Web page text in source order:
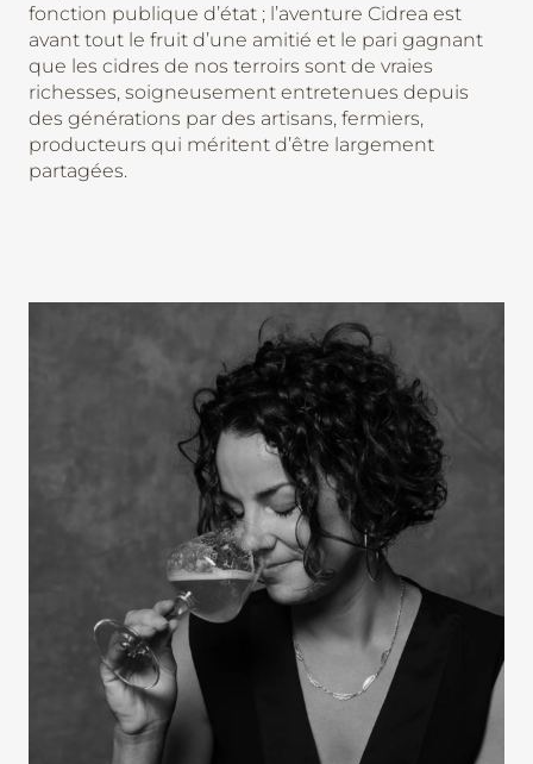
fonction publique d’état ; l’aventure Cidrea est
avant tout le fruit d’une amitié et le pari gagnant
que les cidres de nos terroirs sont de vraies
richesses, soigneusement entretenues depuis
des générations par des artisans, fermiers,
producteurs qui méritent d’être largement
partagées.